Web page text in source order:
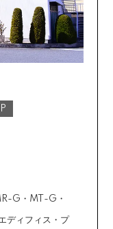
G・MT-G・
ディフィス・プ